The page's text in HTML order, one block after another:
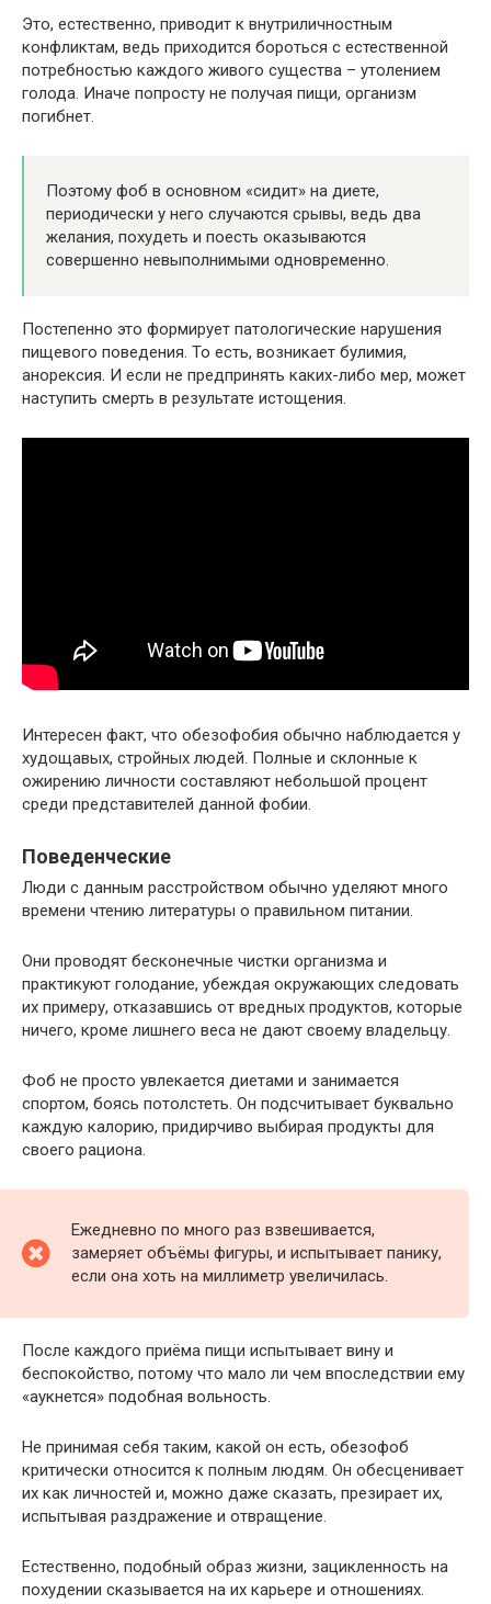
Это, естественно, приводит к внутриличностным
конфликтам, ведь приходится бороться с естественной
потребностью каждого живого существа – утолением
голода. Иначе попросту не получая пищи, организм
погибнет.
Поэтому фоб в основном «сидит» на диете,
периодически у него случаются срывы, ведь два
желания, похудеть и поесть оказываются
совершенно невыполнимыми одновременно.
Постепенно это формирует патологические нарушения
пищевого поведения. То есть, возникает булимия,
анорексия. И если не предпринять каких-либо мер, может
наступить смерть в результате истощения.
Интересен факт, что обезофобия обычно наблюдается у
худощавых, стройных людей. Полные и склонные к
ожирению личности составляют небольшой процент
среди представителей данной фобии.
Поведенческие
Люди с данным расстройством обычно уделяют много
времени чтению литературы о правильном питании.
Они проводят бесконечные чистки организма и
практикуют голодание, убеждая окружающих следовать
их примеру, отказавшись от вредных продуктов, которые
ничего, кроме лишнего веса не дают своему владельцу.
Фоб не просто увлекается диетами и занимается
спортом, боясь потолстеть. Он подсчитывает буквально
каждую калорию, придирчиво выбирая продукты для
своего рациона.
Ежедневно по много раз взвешивается,
замеряет объёмы фигуры, и испытывает панику,
если она хоть на миллиметр увеличилась.
После каждого приёма пищи испытывает вину и
беспокойство, потому что мало ли чем впоследствии ему
«аукнется» подобная вольность.
Не принимая себя таким, какой он есть, обезофоб
критически относится к полным людям. Он обесценивает
их как личностей и, можно даже сказать, презирает их,
испытывая раздражение и отвращение.
Естественно, подобный образ жизни, зацикленность на
похудении сказывается на их карьере и отношениях.